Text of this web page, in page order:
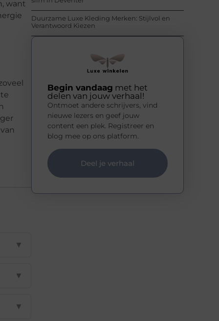
want
▼
▼
▼
Duurzame Luxe Kleding Merken: Stijlvol en
Verantwoord Kiezen
Begin vandaag met het
delen van jouw verhaal!
Ontmoet andere schrijvers, vind
nieuwe lezers en geef jouw
content een plek. Registreer en
blog mee op ons platform.
Deel je verhaal